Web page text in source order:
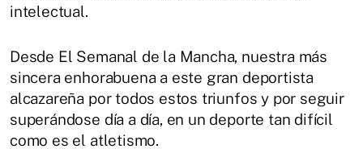
intelectual.
Desde El Semanal de la Mancha, nuestra más
sincera enhorabuena a este gran deportista
alcazareña por todos estos triunfos y por seguir
superándose día a día, en un deporte tan difícil
como es el atletismo.